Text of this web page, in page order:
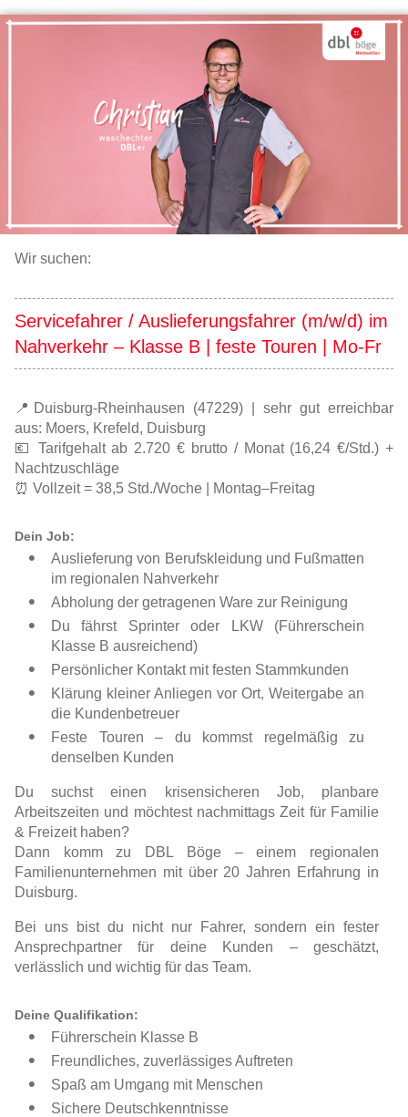
Wir suchen:
Servicefahrer / Auslieferungsfahrer (m/w/d) im
Nahverkehr – Klasse B | feste Touren | Mo-Fr
📍Duisburg-Rheinhausen (47229) | sehr gut erreichbar
aus: Moers, Krefeld, Duisburg
💶 Tarifgehalt ab 2.720 € brutto / Monat (16,24 €/Std.) +
Nachtzuschläge
⏰ Vollzeit = 38,5 Std./Woche | Montag–Freitag
Dein Job:
Auslieferung von Berufskleidung und Fußmatten
im regionalen Nahverkehr
Abholung der getragenen Ware zur Reinigung
Du fährst Sprinter oder LKW (Führerschein
Klasse B ausreichend)
Persönlicher Kontakt mit festen Stammkunden
Klärung kleiner Anliegen vor Ort, Weitergabe an
die Kundenbetreuer
Feste Touren – du kommst regelmäßig zu
denselben Kunden
Du suchst einen krisensicheren Job, planbare
Arbeitszeiten und möchtest nachmittags Zeit für Familie
& Freizeit haben?
Dann komm zu DBL Böge – einem regionalen
Familienunternehmen mit über 20 Jahren Erfahrung in
Duisburg.
Bei uns bist du nicht nur Fahrer, sondern ein fester
Ansprechpartner für deine Kunden – geschätzt,
verlässlich und wichtig für das Team.
Deine Qualifikation:
Führerschein Klasse B
Freundliches, zuverlässiges Auftreten
Spaß am Umgang mit Menschen
Sichere Deutschkenntnisse